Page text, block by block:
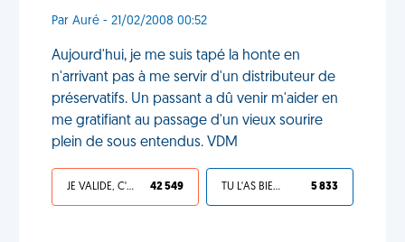
Par Auré - 21/02/2008 00:52
Aujourd'hui, je me suis tapé la honte en
n'arrivant pas à me servir d'un distributeur de
préservatifs. Un passant a dû venir m'aider en
me gratifiant au passage d'un vieux sourire
plein de sous entendus. VDM
JE VALIDE, C'EST UNE VDM 42 549 TU L'AS BIEN MÉRITÉ 5 833